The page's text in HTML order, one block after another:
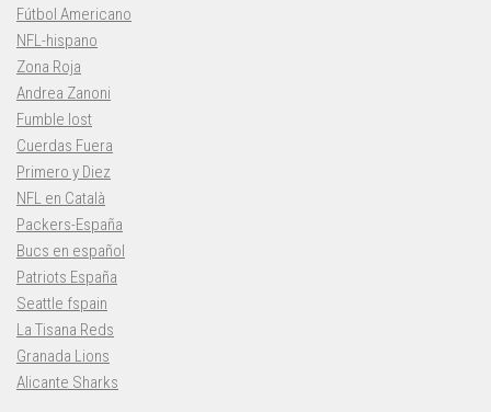
Fútbol Americano
NFL-hispano
Zona Roja
Andrea Zanoni
Fumble lost
Cuerdas Fuera
Primero y Diez
NFL en Català
Packers-España
Bucs en español
Patriots España
Seattle fspain
La Tisana Reds
Granada Lions
Alicante Sharks